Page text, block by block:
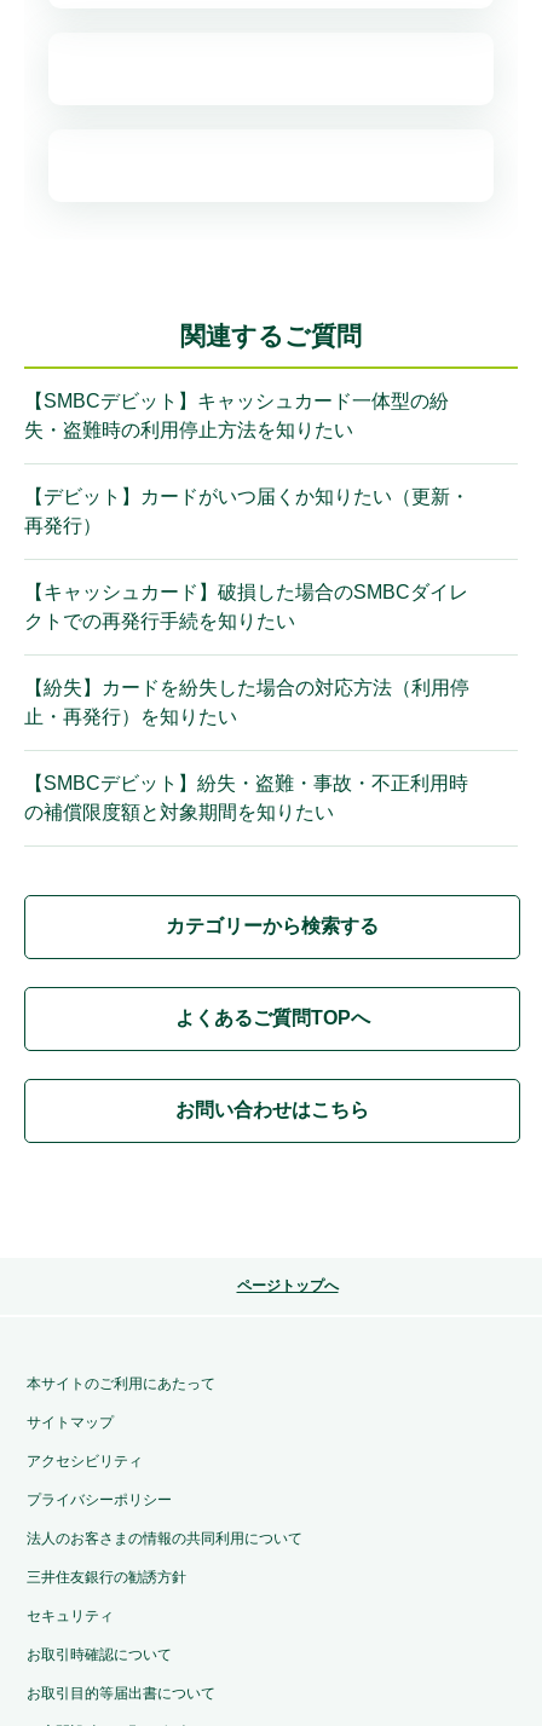
関連するご質問
【SMBCデビット】キャッシュカード一体型の紛
失・盗難時の利用停止方法を知りたい
【デビット】カードがいつ届くか知りたい（更新・
再発行）
【キャッシュカード】破損した場合のSMBCダイレ
クトでの再発行手続を知りたい
【紛失】カードを紛失した場合の対応方法（利用停
止・再発行）を知りたい
【SMBCデビット】紛失・盗難・事故・不正利用時
の補償限度額と対象期間を知りたい
カテゴリーから検索する
よくあるご質問TOPへ
お問い合わせはこちら
ページトップへ
本サイトのご利用にあたって
サイトマップ
アクセシビリティ
プライバシーポリシー
法人のお客さまの情報の共同利用について
三井住友銀行の勧誘方針
セキュリティ
お取引時確認について
お取引目的等届出書について